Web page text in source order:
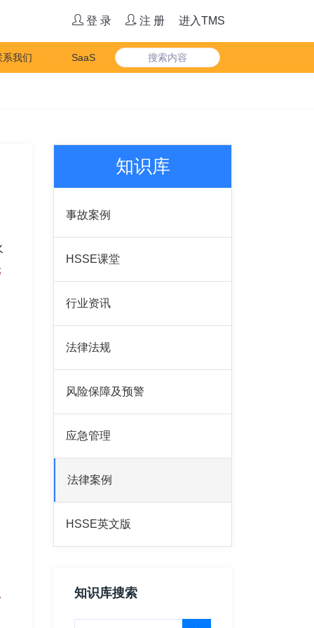
登 录 注 册 进入TMS
系我们 SaaS
知识库
事故案例
HSSE课堂
行业资讯
法律法规
风险保障及预警
应急管理
法律案例
HSSE英文版
知识库搜索